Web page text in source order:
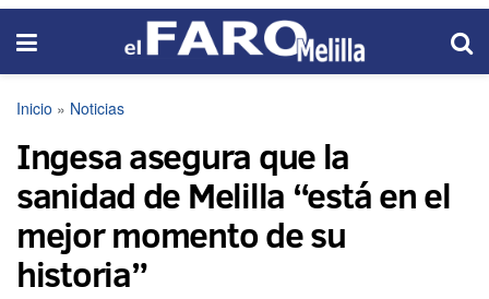
Inicio » Noticias
Ingesa asegura que la
sanidad de Melilla “está en el
mejor momento de su
historia”